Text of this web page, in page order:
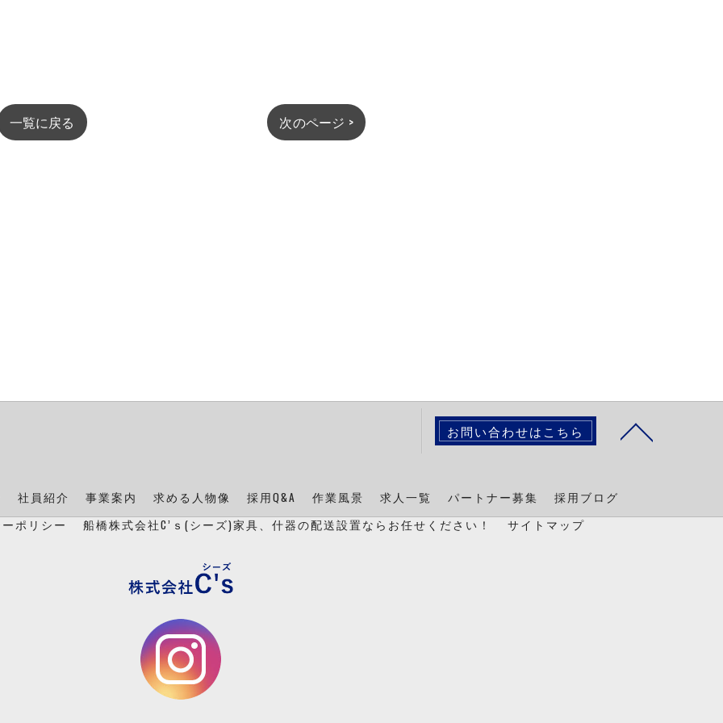
一覧に戻る 次のページ >
お問い合わせはこちら
社員紹介 事業案内 求める人物像 採用Q&A 作業風景 求人一覧 パートナー募集
採用ブログ
ポリシー 船橋株式会社C’ｓ(シーズ)家具、什器の配送設置ならお任せください！ サイトマップ